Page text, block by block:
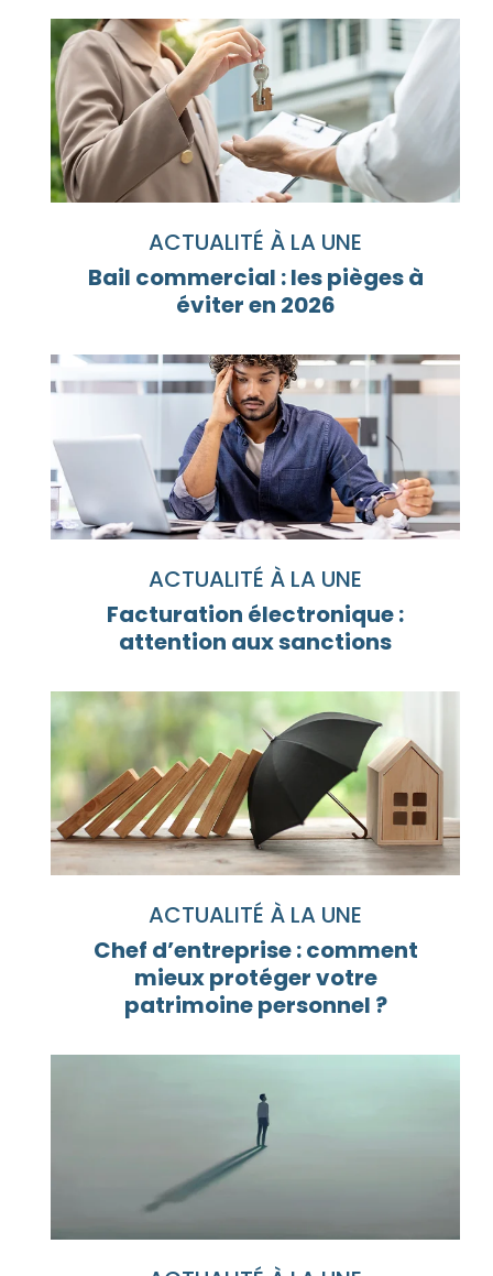
ACTUALITÉ À LA UNE
Bail commercial : les pièges à
éviter en 2026
ACTUALITÉ À LA UNE
Facturation électronique :
attention aux sanctions
ACTUALITÉ À LA UNE
Chef d’entreprise : comment
mieux protéger votre
patrimoine personnel ?